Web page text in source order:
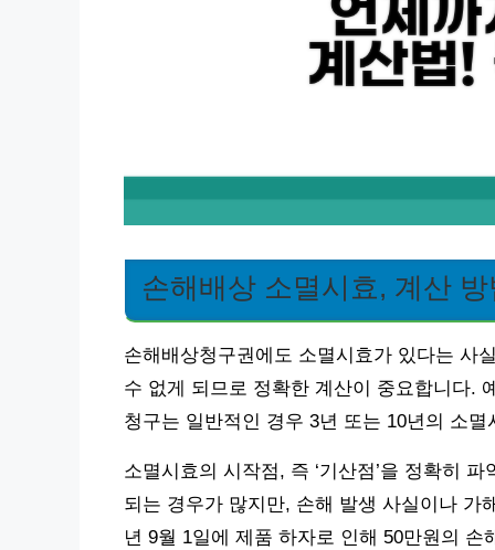
손해배상 소멸시효, 계산
손해배상청구권에도 소멸시효가 있다는 사
수 없게 되므로 정확한 계산이 중요합니다.
청구는 일반적인 경우 3년 또는 10년의 소
소멸시효의 시작점, 즉 ‘기산점’을 정확히
되는 경우가 많지만, 손해 발생 사실이나 가
년 9월 1일에 제품 하자로 인해 50만원의